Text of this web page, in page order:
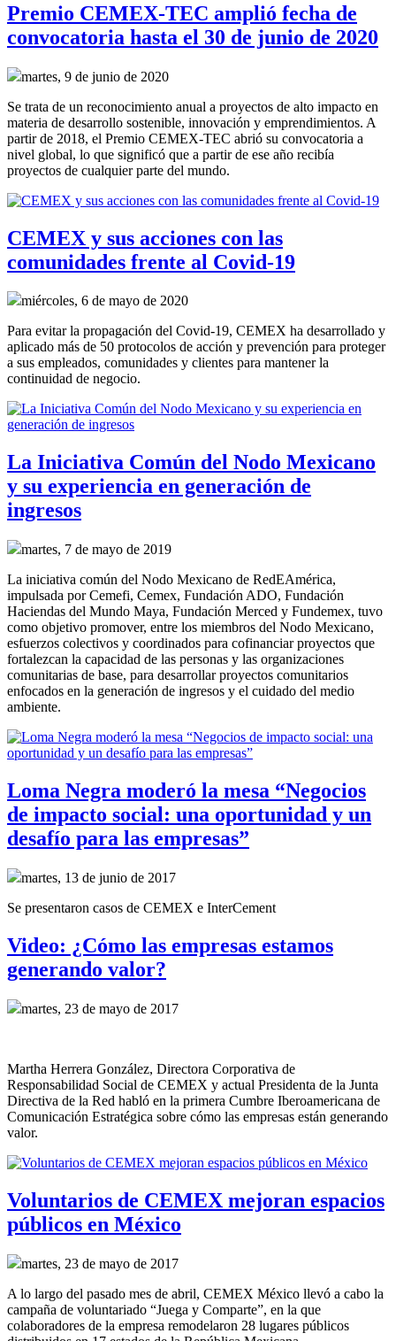
Premio CEMEX-TEC amplió fecha de
convocatoria hasta el 30 de junio de 2020
martes, 9 de junio de 2020
Se trata de un reconocimiento anual a proyectos de alto impacto en
materia de desarrollo sostenible, innovación y emprendimientos. A
partir de 2018, el Premio CEMEX-TEC abrió su convocatoria a
nivel global, lo que significó que a partir de ese año recibía
proyectos de cualquier parte del mundo.
CEMEX y sus acciones con las
comunidades frente al Covid-19
miércoles, 6 de mayo de 2020
Para evitar la propagación del Covid-19, CEMEX ha desarrollado y
aplicado más de 50 protocolos de acción y prevención para proteger
a sus empleados, comunidades y clientes para mantener la
continuidad de negocio.
La Iniciativa Común del Nodo Mexicano
y su experiencia en generación de
ingresos
martes, 7 de mayo de 2019
La iniciativa común del Nodo Mexicano de RedEAmérica,
impulsada por Cemefi, Cemex, Fundación ADO, Fundación
Haciendas del Mundo Maya, Fundación Merced y Fundemex, tuvo
como objetivo promover, entre los miembros del Nodo Mexicano,
esfuerzos colectivos y coordinados para cofinanciar proyectos que
fortalezcan la capacidad de las personas y las organizaciones
comunitarias de base, para desarrollar proyectos comunitarios
enfocados en la generación de ingresos y el cuidado del medio
ambiente.
Loma Negra moderó la mesa “Negocios
de impacto social: una oportunidad y un
desafío para las empresas”
martes, 13 de junio de 2017
Se presentaron casos de CEMEX e InterCement
Video: ¿Cómo las empresas estamos
generando valor?
martes, 23 de mayo de 2017
Martha Herrera González, Directora Corporativa de
Responsabilidad Social de CEMEX y actual Presidenta de la Junta
Directiva de la Red habló en la primera Cumbre Iberoamericana de
Comunicación Estratégica sobre cómo las empresas están generando
valor.
Voluntarios de CEMEX mejoran espacios
públicos en México
martes, 23 de mayo de 2017
A lo largo del pasado mes de abril, CEMEX México llevó a cabo la
campaña de voluntariado “Juega y Comparte”, en la que
colaboradores de la empresa remodelaron 28 lugares públicos